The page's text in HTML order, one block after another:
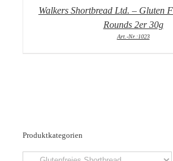
Walkers Shortbread Ltd. – Gluten
Rounds 2er 30g
Art.-Nr.:1023
Produktkategorien